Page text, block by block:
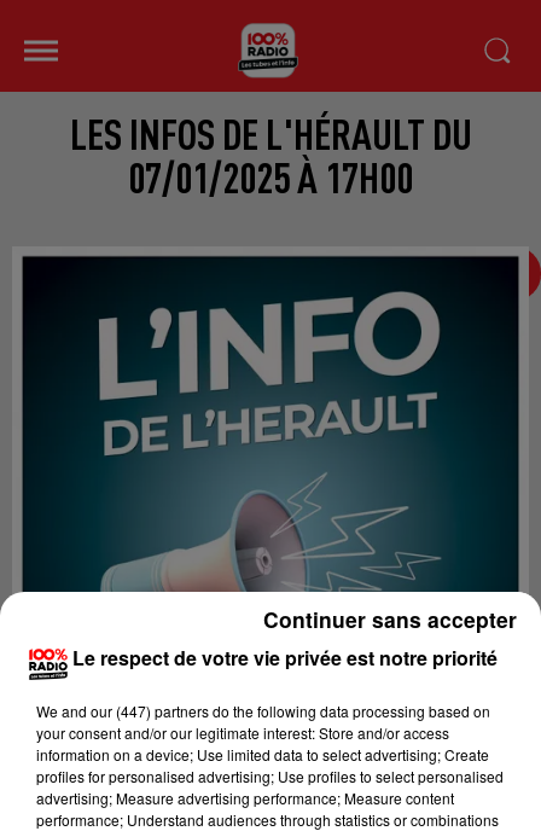
LES INFOS DE L'HÉRAULT DU
07/01/2025 À 17H00
Le respect de votre vie privée est notre priorité
We and our (447) partnersdo the following data processing based on
your consent and/or our legitimate interest: Store and/or access
information on a device; Use limited data to select advertising; Create
profiles for personalised advertising; Use profiles to select personalised
advertising; Measure advertising performance; Measure content
performance; Understand audiences through statistics or combinations
Continuer sans accepter